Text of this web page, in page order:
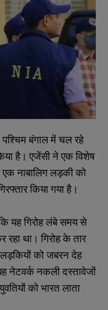
बंगाल में चल रहे
है। एजेंसी ने एक विशेष
नाबालिग लड़की को
किया गया है।
यह गिरोह लंबे समय से
था। गिरोह के तार
को जबरन देह
नेटवर्क नकली दस्तावेजों
को भारत लाता